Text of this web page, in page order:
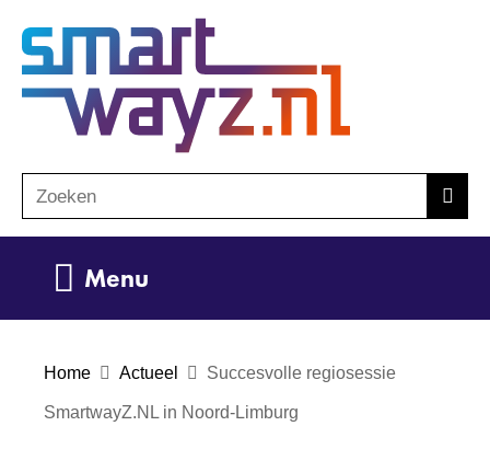
de
inhoud
o
e
Zoeken
Menu
Home Actueel Succesvolle regiosessie
SmartwayZ.NL in Noord-Limburg